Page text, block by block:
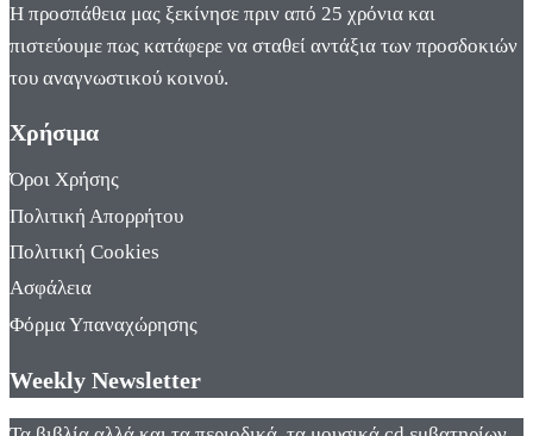
Η προσπάθεια μας ξεκίνησε πριν από 25 χρόνια και
πιστεύουμε πως κατάφερε να σταθεί αντάξια των προσδοκιών
του αναγνωστικού κοινού.
Χρήσιμα
Όροι Χρήσης
Πολιτική Απορρήτου
Πολιτική Cookies
Ασφάλεια
Φόρμα Υπαναχώρησης
Weekly Newsletter